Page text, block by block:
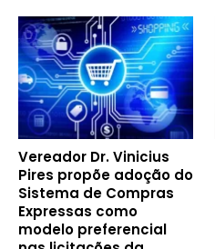
Vereador Dr. Vinicius
Pires propõe adoção do
Sistema de Compras
Expressas como
modelo preferencial